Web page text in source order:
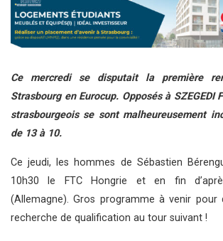
Ce mercredi se disputait la première
Strasbourg en Eurocup. Opposés à SZEGEDI
strasbourgeois se sont malheureusement
de 13 à 10.
Ce jeudi, les hommes de Sébastien
10h30 le FTC Hongrie et en fin
(Allemagne). Gros programme à venir pour
recherche de qualification au tour suivant !